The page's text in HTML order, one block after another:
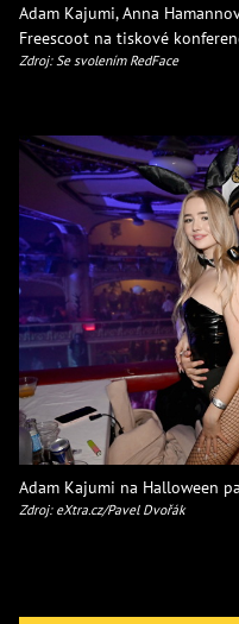
Adam Kajumi, Anna
Freescoot na tiskové
Zdroj: Se svolením RedFace
Adam Kajumi na Halloween
Zdroj: eXtra.cz/Pavel Dvořák